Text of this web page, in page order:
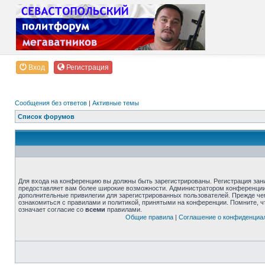
Вход Регистрация
Сообщения без ответов | Активные темы
Список форумов
Для входа на конференцию вы должны быть зарегистрированы. Регистрация
предоставляет вам более широкие возможности. Администратором
дополнительные привилегии для зарегистрированных пользователей. Прежде
ознакомиться с правилами и политикой, принятыми на конференции. Помните,
означает согласие со всеми правилами.
Общие правила| Соглашение о